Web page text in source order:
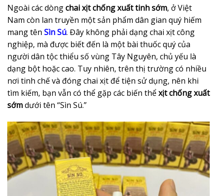
Ngoài các dòngchai xịt chống xuất tinh sớm, ở Việt
Nam còn lan truyền một sản phẩm dân gian quý hiếm
mang tên Sìn Sú. Đây không phải dạng chai xịt công
nghiệp, mà được biết đến là một bài thuốc quý của
người dân tộc thiểu số vùng Tây Nguyên, chủ yếu là
dạng bột hoặc cao. Tuy nhiên, trên thị trường có nhiều
nơi tinh chế và đóng chai xịt để tiện sử dụng, nên khi
tìm kiếm, bạn vẫn có thể gặp các biến thểxịt chống xuất
sớmdưới tên “Sìn Sú.”